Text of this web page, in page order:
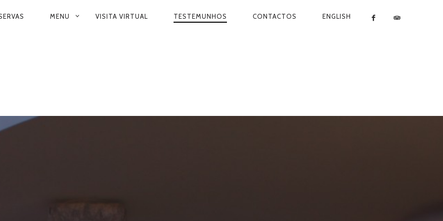
MENU VISITA VIRTUAL TESTEMUNHOS CONTACTOS ENGLISH